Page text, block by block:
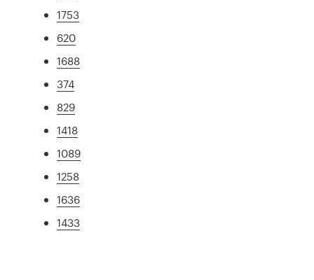
1753
620
1688
374
829
1418
1089
1258
1636
1433